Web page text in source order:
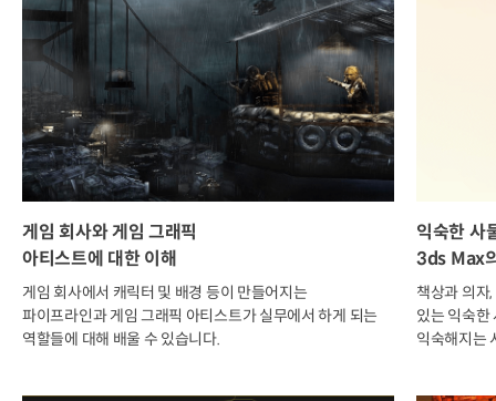
게임 회사와 게임 그래픽
아티스트에 대한 이해
게임 회사에서 캐릭터 및 배경 등이 만들어지는
파이프라인과 게임 그래픽 아티스트가 실무에서 하게 되는
역할들에 대해 배울 수 있습니다.
익숙한 사
3ds Max
책상과 의자
있는 익숙한
익숙해지는